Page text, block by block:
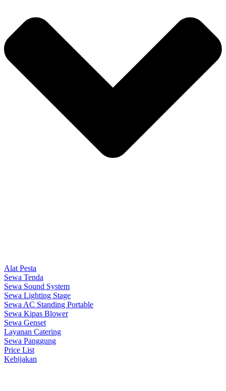
Alat Pesta
Sewa Tenda
Sewa Sound System
Sewa Lighting Stage
Sewa AC Standing Portable
Sewa Kipas Blower
Sewa Genset
Layanan Catering
Sewa Panggung
Price List
Kebijakan